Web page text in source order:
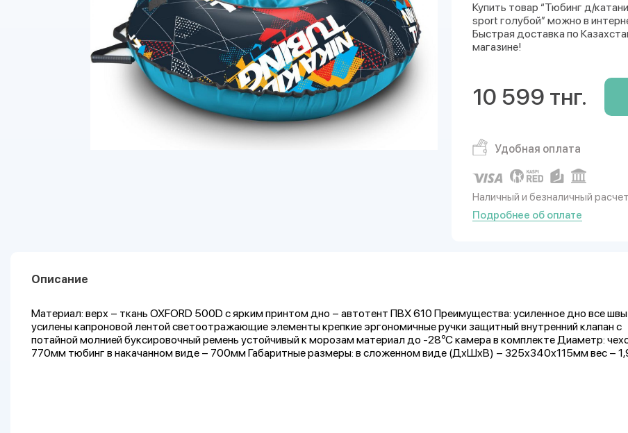
Купить товар “Тюбинг д/
sport голубой” можно в
Быстрая доставка по
магазине!
10 599 тнг.
Удобная оплата
Наличный и безналичный расчет
Подробнее об оплате
Описание
Материал: верх – ткань OXFORD 500D с ярким принтом дно – автотент ПВХ 610 Преимущества: усиленное дно все швы
усилены капроновой лентой светоотражающие элементы крепкие эргономичные ручки защитный внутренний клапан с
потайной молнией буксировочный ремень устойчивый к морозам материал до -28ºС камера в комплекте Диаметр:
770мм тюбинг в накачанном виде – 700мм Габаритные размеры: в сложенном виде (ДхШхВ) – 325х340х115мм вес –